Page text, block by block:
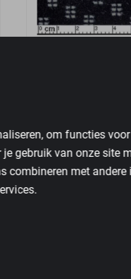
om functies
gebruik van onze site
combineren met
€84,50